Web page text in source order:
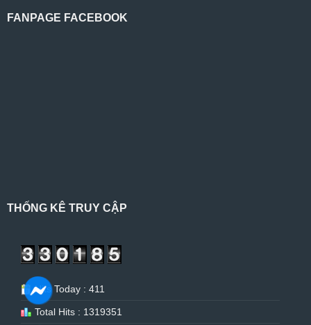
FANPAGE FACEBOOK
THỐNG KÊ TRUY CẬP
Hits Today : 411
Total Hits : 1319351